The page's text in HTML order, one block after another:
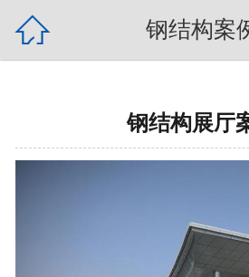
 钢结构案
钢结构展厅